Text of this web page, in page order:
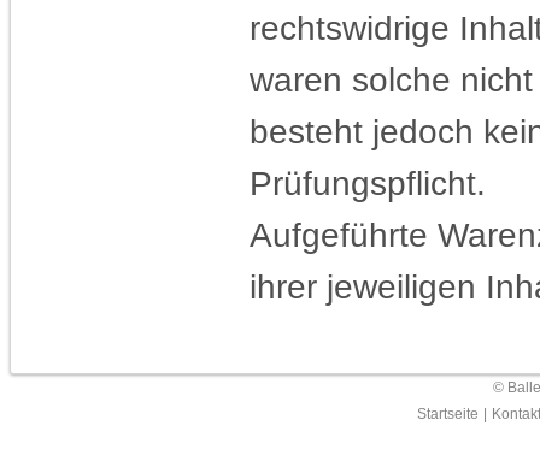
rechtswidrige
waren solche
besteht jedoch
Prüfungspflicht.
Aufgeführte
ihrer jeweiligen
©
Startseite
Kontakt